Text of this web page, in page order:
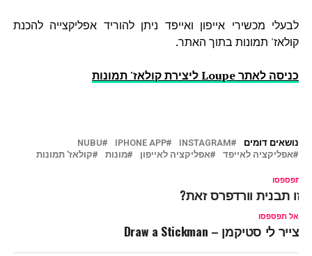
לבעלי מכשירי אייפון ואייפד ניתן להוריד אפליקצייה להכנת
קולאז' תמונות בתוך האתר.
כניסה לאתר Loupe ליצירת קולאז' תמונות
נושאים דומים INSTAGRAM
IPHONE APP
NUBU
אפליקציה לאייפד
אפליקציה לאייפון מונות קולאז' תמונות
תפספסו
תבנית וורדפרס זאת?
אל תפספסו
צייר לי סטיקמן – Draw a Stickman